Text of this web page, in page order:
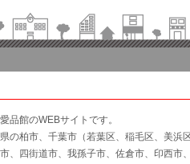
品館のWEBサイトです。
の柏市、千葉市（若葉区、稲毛区、美浜
、四街道市、我孫子市、佐倉市、印西市